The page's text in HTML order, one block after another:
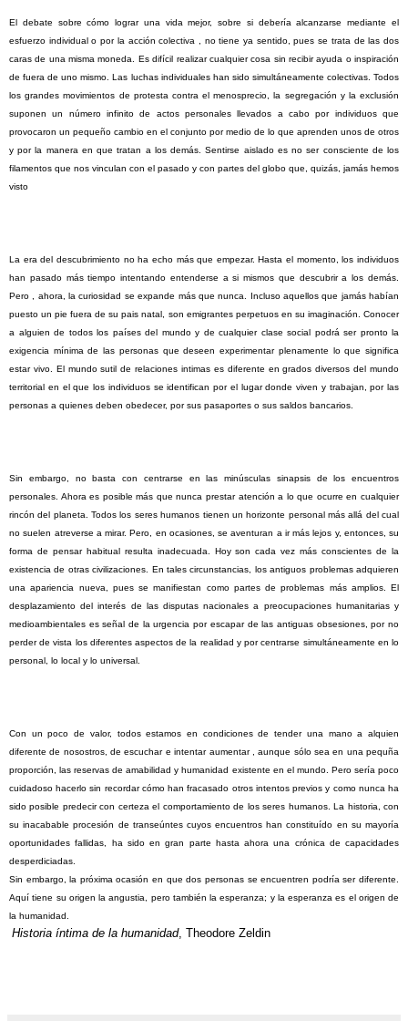
El debate sobre cómo lograr una vida mejor, sobre si debería alcanzarse mediante el
esfuerzo individual o por la acción colectiva , no tiene ya sentido, pues se trata de las dos
caras de una misma moneda. Es difícil realizar cualquier cosa sin recibir ayuda o inspiración
de fuera de uno mismo. Las luchas individuales han sido simultáneamente colectivas. Todos
los grandes movimientos de protesta contra el menosprecio, la segregación y la exclusión
suponen un número infinito de actos personales llevados a cabo por individuos que
provocaron un pequeño cambio en el conjunto por medio de lo que aprenden unos de otros
y por la manera en que tratan a los demás. Sentirse aislado es no ser consciente de los
filamentos que nos vinculan con el pasado y con partes del globo que, quizás, jamás hemos
visto
La era del descubrimiento no ha echo más que empezar. Hasta el momento, los individuos
han pasado más tiempo intentando entenderse a si mismos que descubrir a los demás.
Pero , ahora, la curiosidad se expande más que nunca. Incluso aquellos que jamás habían
puesto un pie fuera de su pais natal, son emigrantes perpetuos en su imaginación. Conocer
a alguien de todos los países del mundo y de cualquier clase social podrá ser pronto la
exigencia mínima de las personas que deseen experimentar plenamente lo que significa
estar vivo. El mundo sutil de relaciones intimas es diferente en grados diversos del mundo
territorial en el que los individuos se identifican por el lugar donde viven y trabajan, por las
personas a quienes deben obedecer, por sus pasaportes o sus saldos bancarios.
Sin
embargo, no basta con centrarse en las minúsculas sinapsis de los encuentros
personales. Ahora es posible más que nunca prestar atención a lo que ocurre en cualquier
rincón del planeta. Todos los seres humanos tienen un horizonte personal más allá del cual
no suelen atreverse a mirar. Pero, en ocasiones, se aventuran a ir más lejos y, entonces, su
forma de pensar habitual resulta inadecuada. Hoy son cada vez más conscientes de la
existencia de otras civilizaciones. En tales circunstancias, los antiguos problemas adquieren
una apariencia nueva, pues se manifiestan como partes de problemas más amplios. El
desplazamiento del interés de las disputas nacionales a preocupaciones humanitarias y
medioambientales es señal de la urgencia por escapar de las antiguas obsesiones, por no
perder de vista los diferentes aspectos de la realidad y por centrarse simultáneamente en lo
personal, lo local y lo universal.
Con
un poco de valor, todos estamos en condiciones de tender una mano a alquien
diferente de nosostros, de escuchar e intentar aumentar , aunque sólo sea en una pequña
proporción, las reservas de amabilidad y humanidad existente en el mundo. Pero sería poco
cuidadoso hacerlo sin recordar cómo han fracasado otros intentos previos y como nunca ha
sido posible predecir con certeza el comportamiento de los seres humanos. La historia, con
su inacabable procesión de transeúntes cuyos encuentros han constituído en su mayoría
oportunidades fallidas, ha sido en gran parte hasta ahora una crónica de capacidades
desperdiciadas.
Sin embargo, la próxima ocasión en que dos personas se encuentren podría ser diferente.
Aquí tiene su origen la angustia, pero también la esperanza; y la esperanza es el origen de
la humanidad.
Historia íntima de la humanidad, Theodore Zeldin